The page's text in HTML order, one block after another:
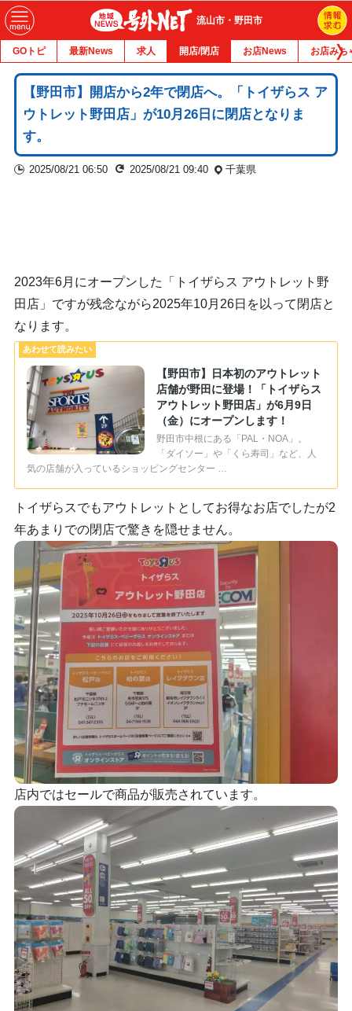
流山市・野田市
GOトピ 最新News 求人 開店/閉店 お店News お店みち
【野田市】開店から2年で閉店へ。「トイザらス ア
ウトレット野田店」が10月26日に閉店となりま
す。
2025/08/21 06:50 2025/08/21 09:40 千葉県
2023年6月にオープンした「トイザらス アウトレット野
田店」ですが残念ながら2025年10月26日を以って閉店と
なります。
【野田市】日本初のアウトレット
店舗が野田に登場！「トイザらス
アウトレット野田店」が6月9日
（金）にオープンします！
野田市中根にある「PAL・NOA」。
「ダイソー」や「くら寿司」など、人
気の店舗が入っているショッピングセンター …
トイザらスでもアウトレットとしてお得なお店でしたが2
年あまりでの閉店で驚きを隠せません。
店内ではセールで商品が販売されています。